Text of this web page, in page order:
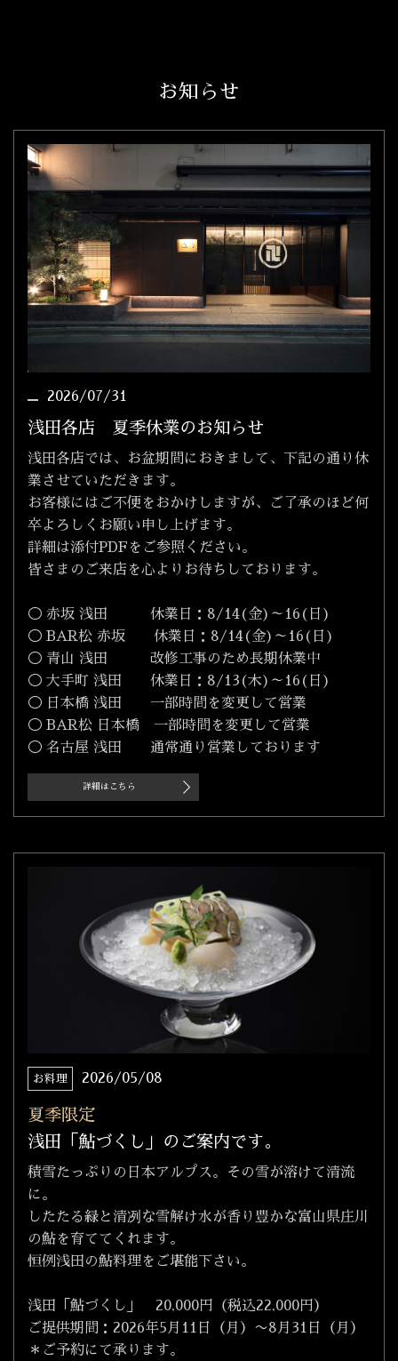
お知らせ
2026/07/31
浅田各店 夏季休業のお知らせ
浅田各店では、お盆期間におきまして、下記の通り休
業させていただきます。
お客様にはご不便をおかけしますが、ご了承のほど何
卒よろしくお願い申し上げます。
詳細は添付PDFをご参照ください。
皆さまのご来店を心よりお待ちしております。
◯ 赤坂 浅田 休業日：8/14(金)～16(日)
◯ BAR松 赤坂 休業日：8/14(金)～16(日)
◯ 青山 浅田 改修工事のため長期休業中
◯ 大手町 浅田 休業日：8/13(木)～16(日)
◯ 日本橋 浅田 一部時間を変更して営業
◯ BAR松 日本橋 一部時間を変更して営業
◯ 名古屋 浅田 通常通り営業しております
詳細はこちら
お料理 2026/05/08
夏季限定
浅田「鮎づくし」のご案内です。
積雪たっぷりの日本アルプス。その雪が溶けて清流
に。
したたる緑と清冽な雪解け水が香り豊かな富山県庄川
の鮎を育ててくれます。
恒例浅田の鮎料理をご堪能下さい。
浅田「鮎づくし」 20,000円（税込22,000円）
ご提供期間：2026年5月11日（月）〜8月31日（月）
＊ご予約にて承ります。